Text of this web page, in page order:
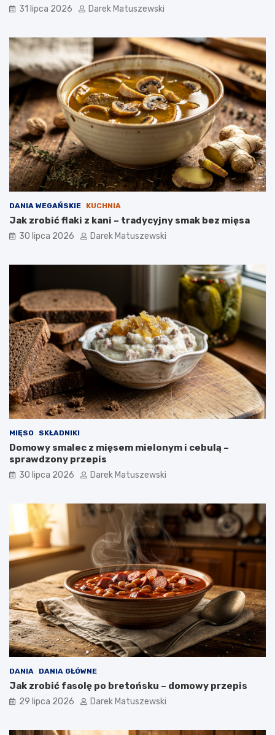
31 lipca 2026 Darek Matuszewski
DANIA WEGAŃSKIE KUCHNIA
Jak zrobić flaki z kani – tradycyjny smak bez mięsa
30 lipca 2026 Darek Matuszewski
MIĘSO SKŁADNIKI
Domowy smalec z mięsem mielonym i cebulą –
sprawdzony przepis
30 lipca 2026 Darek Matuszewski
DANIA DANIA GŁÓWNE
Jak zrobić fasolę po bretońsku – domowy przepis
29 lipca 2026 Darek Matuszewski